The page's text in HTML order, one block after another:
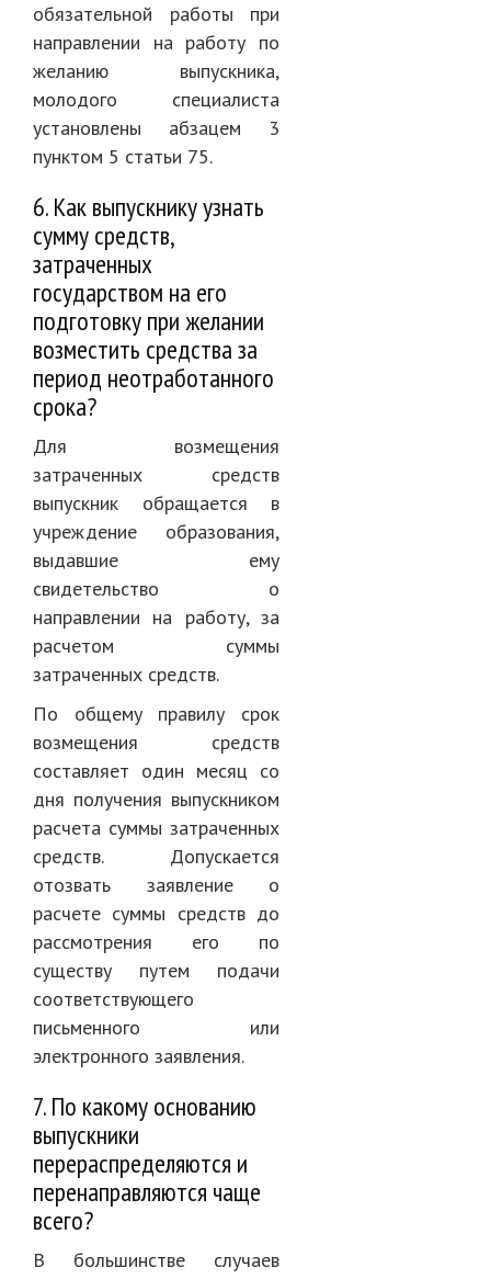
обязательной работы при
направлении на работу по
желанию выпускника,
молодого специалиста
установлены абзацем 3
пунктом 5 статьи 75.
6. Как выпускнику узнать
сумму средств,
затраченных
государством на его
подготовку при желании
возместить средства за
период неотработанного
срока?
Для возмещения
затраченных средств
выпускник обращается в
учреждение образования,
выдавшие ему
свидетельство о
направлении на работу, за
расчетом суммы
затраченных средств.
По общему правилу срок
возмещения средств
составляет один месяц со
дня получения выпускником
расчета суммы затраченных
средств. Допускается
отозвать заявление о
расчете суммы средств до
рассмотрения его по
существу путем подачи
соответствующего
письменного или
электронного заявления.
7. По какому основанию
выпускники
перераспределяются и
перенаправляются чаще
всего?
В большинстве случаев